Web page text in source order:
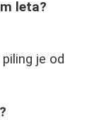
leta?
je od